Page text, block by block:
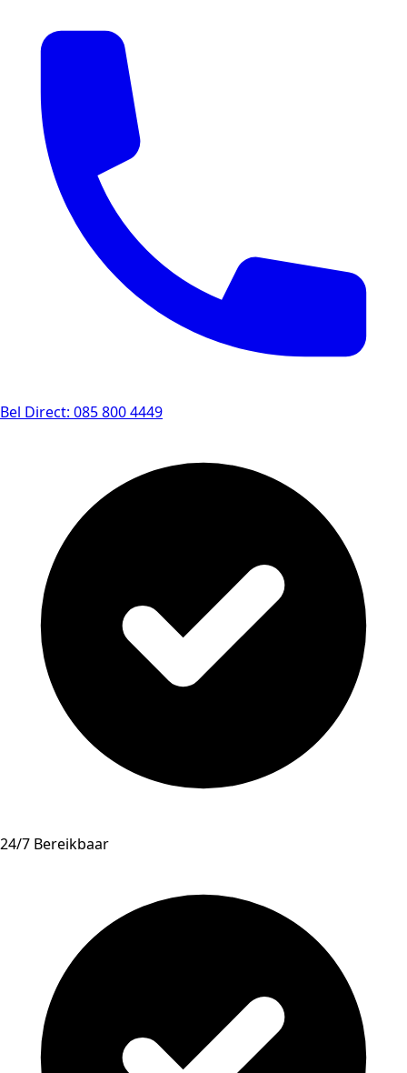
Bel Direct: 085 800 4449
24/7 Bereikbaar